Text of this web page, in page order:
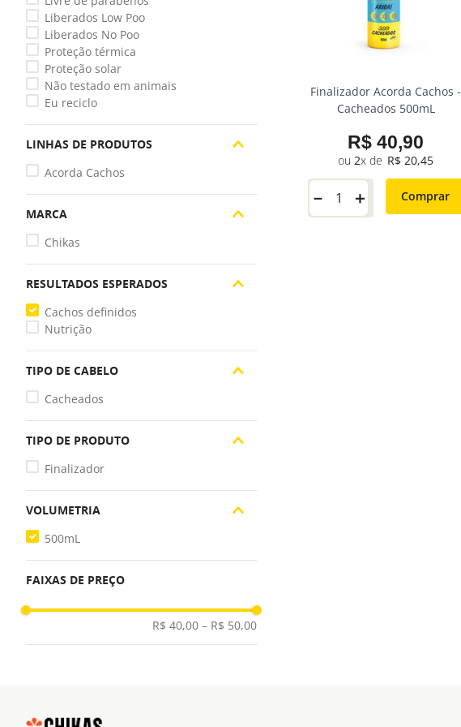
Liberados Low Poo
Liberados No Poo
Proteção térmica
Proteção solar
Não testado em animais
Eu reciclo
LINHAS DE PRODUTOS
Acorda Cachos
MARCA
Chikas
RESULTADOS ESPERADOS
Cachos definidos
Nutrição
TIPO DE CABELO
Cacheados
TIPO DE PRODUTO
Finalizador
VOLUMETRIA
500mL
FAIXAS DE PREÇO
R$ 40,00 – R$ 50,00
Finalizador Acorda Cachos -
Cacheados 500mL
R$ 40,90
2 R$ 20,45
＋
－ Comprar